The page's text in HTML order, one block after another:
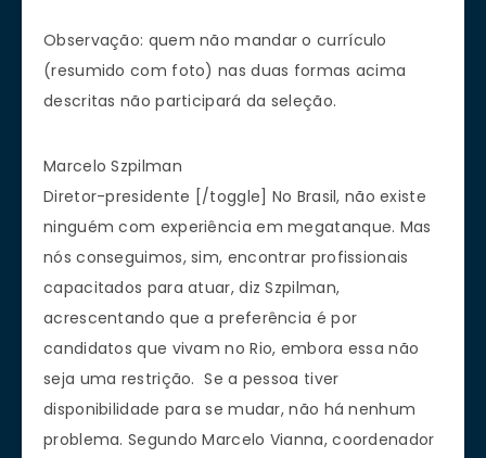
Observação: quem não mandar o currículo
(resumido com foto) nas duas formas acima
descritas não participará da seleção.
Marcelo Szpilman
Diretor-presidente [/toggle] No Brasil, não existe
ninguém com experiência em megatanque. Mas
nós conseguimos, sim, encontrar profissionais
capacitados para atuar, diz Szpilman,
acrescentando que a preferência é por
candidatos que vivam no Rio, embora essa não
seja uma restrição. Se a pessoa tiver
disponibilidade para se mudar, não há nenhum
problema. Segundo Marcelo Vianna, coordenador